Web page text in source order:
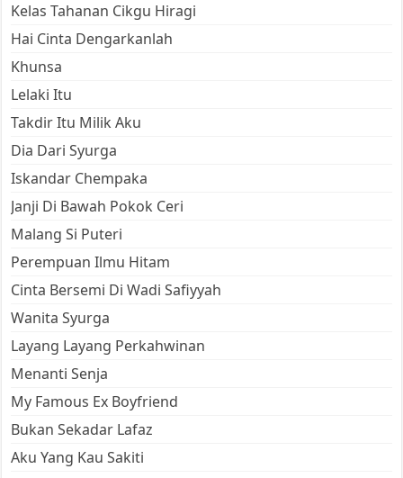
Kelas Tahanan Cikgu Hiragi
Hai Cinta Dengarkanlah
Khunsa
Lelaki Itu
Takdir Itu Milik Aku
Dia Dari Syurga
Iskandar Chempaka
Janji Di Bawah Pokok Ceri
Malang Si Puteri
Perempuan Ilmu Hitam
Cinta Bersemi Di Wadi Safiyyah
Wanita Syurga
Layang Layang Perkahwinan
Menanti Senja
My Famous Ex Boyfriend
Bukan Sekadar Lafaz
Aku Yang Kau Sakiti